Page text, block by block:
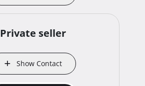
Private seller
Show Contact